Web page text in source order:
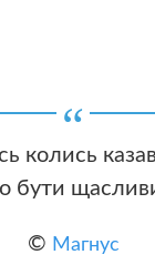
колись
бути
© Магнус